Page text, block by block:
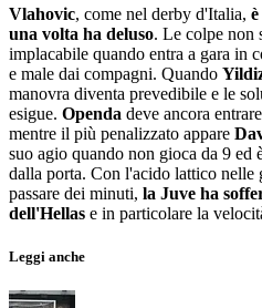
Vlahovic, come nel derby d'Italia,
una volta ha deluso. Le colpe non
implacabile quando entra a gara in
e male dai compagni. Quando
manovra diventa prevedibile e le
esigue. Openda deve ancora
mentre il più penalizzato appare
suo agio quando non gioca da 9 ed
dalla porta. Con l'acido lattico nelle
passare dei minuti, la Juve ha
dell'Hellas e in particolare la
Leggi anche